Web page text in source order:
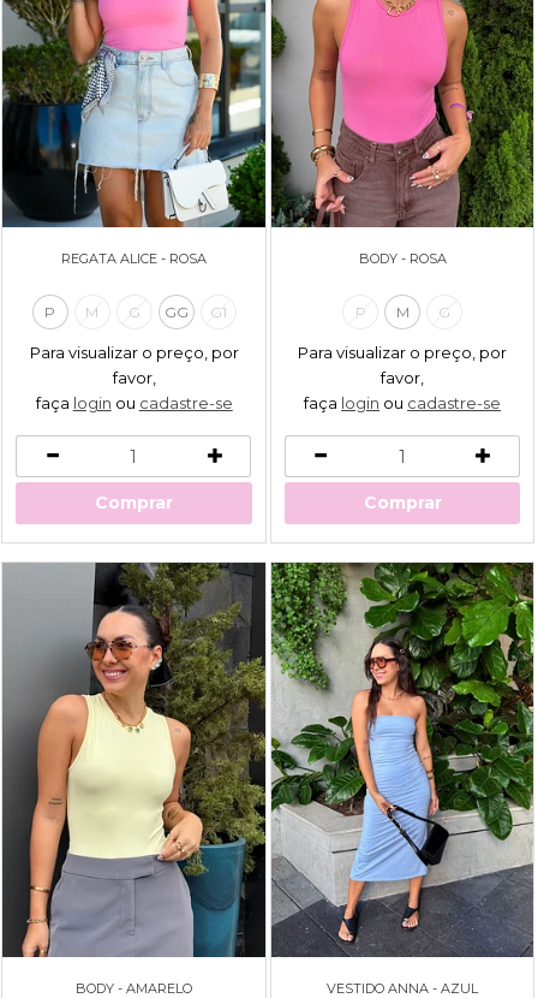
REGATA ALICE - ROSA
P M G GG G1
Para visualizar o preço, por
favor,
faça login ou cadastre-se
Comprar
BODY - ROSA
P M G
Para visualizar o preço, por
favor,
faça login ou cadastre-se
Comprar
BODY - AMARELO VESTIDO ANNA - AZUL